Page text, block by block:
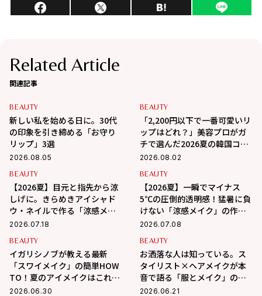
Related Article
関連記事
BEAUTY
新しい私を始める日に。30代
の印象を引き締める「お守り
リップ」3選
2026.08.05
BEAUTY
「2,200円以下で一番可愛いリ
ップはどれ？」美容プロがガ
チで選んだ2026夏の韓国コス
メ3選
2026.08.02
BEAUTY
【2026夏】目元と指先から涼
しげに。きらめきアイシャド
ウ・ネイルで作る「涼感メイ
ク」
2026.07.18
BEAUTY
【2026夏】一瞬でマイナス
5℃の圧倒的透明感！猛暑に負
けない「涼感メイク」の作り
方
2026.07.08
BEAUTY
イガリシノブが教える最新
「スワイメイク」の簡単HOW
TO！夏のアイメイクはこれで
決まり！
2026.06.30
BEAUTY
お洒落な人は知っている。ス
タイリスト×ヘアメイクが本
音で語る「服とメイク」の法
則
2026.06.21